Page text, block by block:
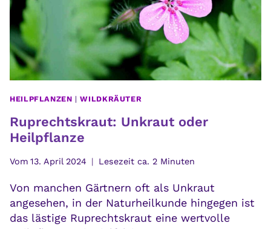
IST
HEILPFLANZEN |WILDKRÄUTER
Ruprechtskraut: Unkraut oder
Heilpflanze
Vom 13. April 2024 Lesezeit ca. 2 Minuten
Von manchen Gärtnern oft als Unkraut
angesehen, in der Naturheilkunde hingegen ist
das lästige Ruprechtskraut eine wertvolle